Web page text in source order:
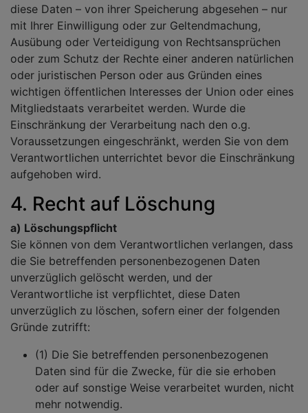
diese Daten – von ihrer Speicherung abgesehen – nur
mit Ihrer Einwilligung oder zur Geltendmachung,
Ausübung oder Verteidigung von Rechtsansprüchen
oder zum Schutz der Rechte einer anderen natürlichen
oder juristischen Person oder aus Gründen eines
wichtigen öffentlichen Interesses der Union oder eines
Mitgliedstaats verarbeitet werden. Wurde die
Einschränkung der Verarbeitung nach den o.g.
Voraussetzungen eingeschränkt, werden Sie von dem
Verantwortlichen unterrichtet bevor die Einschränkung
aufgehoben wird.
4. Recht auf Löschung
a) Löschungspflicht
Sie können von dem Verantwortlichen verlangen, dass
die Sie betreffenden personenbezogenen Daten
unverzüglich gelöscht werden, und der
Verantwortliche ist verpflichtet, diese Daten
unverzüglich zu löschen, sofern einer der folgenden
Gründe zutrifft:
(1) Die Sie betreffenden personenbezogenen
Daten sind für die Zwecke, für die sie erhoben
oder auf sonstige Weise verarbeitet wurden, nicht
mehr notwendig.